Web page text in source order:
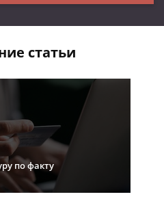
статьи
по факту